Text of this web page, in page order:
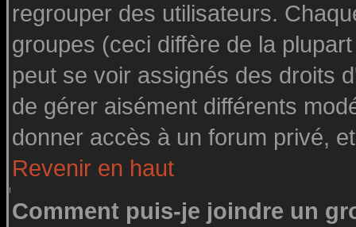
regrouper des utilisateurs.
groupes (ceci diffère de la
peut se voir assignés des droits
de gérer aisément différents
donner accès à un forum privé,
Revenir en haut
Comment puis-je joindre un